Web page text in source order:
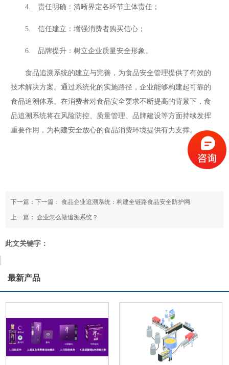
4. 责任明确：清晰界定各环节主体责任；
5. 信任建立：增强消费者购买信心；
6. 品牌提升：树立企业质量安全形象。
食品追溯系统的建立与完善，为食品安全管理提供了有效的
技术解决方案。通过系统化的实施路径，企业能够构建起可靠的
食品追溯体系。在消费者对食品安全要求不断提高的背景下，食
品追溯系统将在风险防控、质量管理、品牌建设等方面持续发挥
重要作用，为构建安全放心的食品消费环境提供有力支撑。
下一篇：下一篇：食品企业追溯系统：构建全链路食品安全防护网
上一篇：企业怎么做追溯系统？
此文关键字：
最新产品